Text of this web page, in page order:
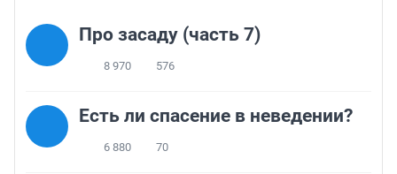
Про засаду (часть 7)
8 970 576
Есть ли спасение в неведении?
6 880 70